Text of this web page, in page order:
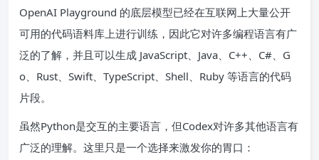
OpenAI Playground 的底层模型已经在互联网上大量公开
可用的代码语料库上进行训练，因此它对许多编程语言有广
泛的了解，并且可以生成 JavaScript、Java、C++、C#、G
o、Rust、Swift、TypeScript、Shell、Ruby 等语言的代码
片段。
虽然Python是交互的主要语言，但Codex对许多其他语言有
广泛的理解。这里只是一个选择来激发你的胃口：